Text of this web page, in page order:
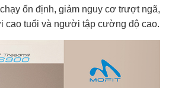
ổn định, giảm nguy cơ trượt ngã,
cao tuổi và người tập cường độ cao.